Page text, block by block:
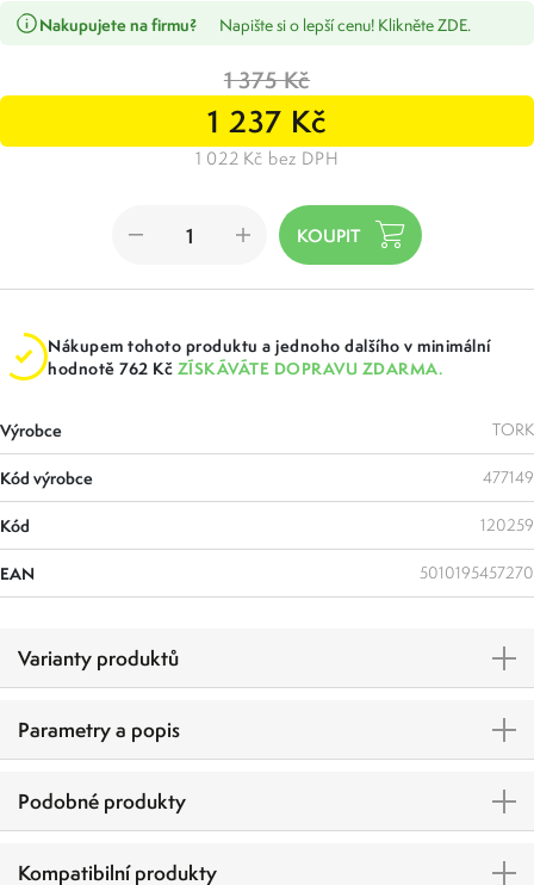
Nakupujete na firmu? Napište si o lepší cenu! Klikněte ZDE.
1 375 Kč
1 237 Kč
1 022 Kč bez DPH
Nákupem tohoto produktu a jednoho dalšího v minimální
hodnotě 762 Kč ZÍSKÁVÁTE DOPRAVU ZDARMA.
Výrobce TORK
Kód výrobce 477149
Kód 120259
EAN 5010195457270
Varianty produktů
Parametry a popis
Podobné produkty
Kompatibilní produkty